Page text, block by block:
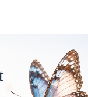
av Peter
att göra vad de
undan